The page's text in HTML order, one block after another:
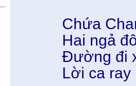
Chứa
Hai ngả
Đường đi
Lời ca